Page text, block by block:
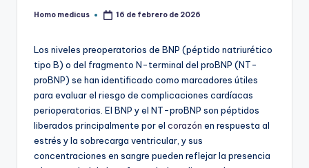
Publicado
Homo medicus 16 de febrero de 2026
Los niveles preoperatorios de BNP (péptido natriurético
tipo B) o del fragmento N-terminal del proBNP (NT-
proBNP) se han identificado como marcadores útiles
para evaluar el riesgo de complicaciones cardíacas
perioperatorias. El BNP y el NT-proBNP son péptidos
liberados principalmente por el corazón en respuesta al
estrés y la sobrecarga ventricular, y sus
concentraciones en sangre pueden reflejar la presencia